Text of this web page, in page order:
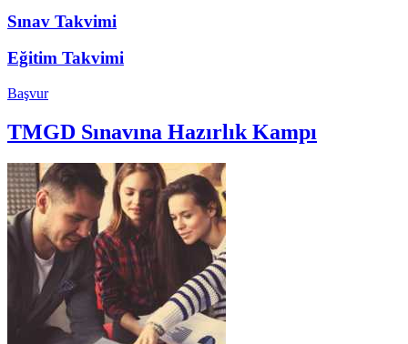
Sınav Takvimi
Eğitim Takvimi
Başvur
TMGD Sınavına Hazırlık Kampı